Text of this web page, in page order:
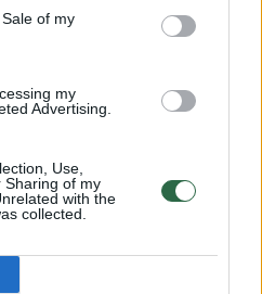
of my
my
Advertising.
Use,
Sharing of my
with the
collected.
00:00:59
Vakarinis aplinkkelis:
automobilis sužalojo